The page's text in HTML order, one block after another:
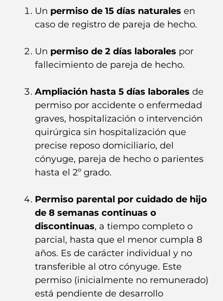
Un permiso de 15 días naturales en
caso de registro de pareja de hecho.
Un permiso de 2 días laborales por
fallecimiento de pareja de hecho.
Ampliación hasta 5 días laborales de
permiso por accidente o enfermedad
graves, hospitalización o intervención
quirúrgica sin hospitalización que
precise reposo domiciliario, del
cónyuge, pareja de hecho o parientes
hasta el 2º grado.
Permiso parental por cuidado de hijo
de 8 semanas continuas o
discontinuas, a tiempo completo o
parcial, hasta que el menor cumpla 8
años. Es de carácter individual y no
transferible al otro cónyuge. Este
permiso (inicialmente no remunerado)
está pendiente de desarrollo